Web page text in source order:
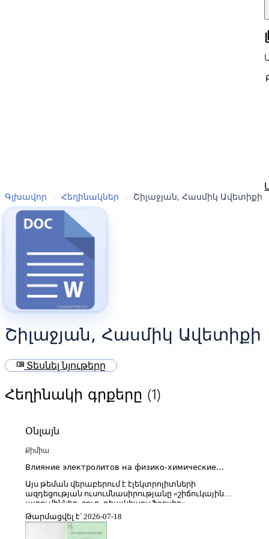
Գլխավոր › Հեղինակներ › Շիլաջյան, Հասմիկ Ավետիքի
Շիլաջյան, Հասմիկ Ավետիքի
menu_book Տեսնել նյութերը
Հեղինակի գրքերը (1)
Օնլայն
Քիմիա
Влияние электролитов на физико-химические
диалкилсульфоксид
Այս թեման վերաբերում է էլեկտրոլիտների
ազդեցության ուսումնասիրությանը «շիճուկային
ալբումիններ–ջուր–դիալկիլսուլֆօքսիդ»
համակարգերի ֆիզիկաքիմիական հատկությունների
վրա։ Հետազոտության կենտրոնում գտնվում են
շիճուկային ալբումինները՝ արյան պլազմայի կարևոր
Թարմացվել է՝ 2026-07-18